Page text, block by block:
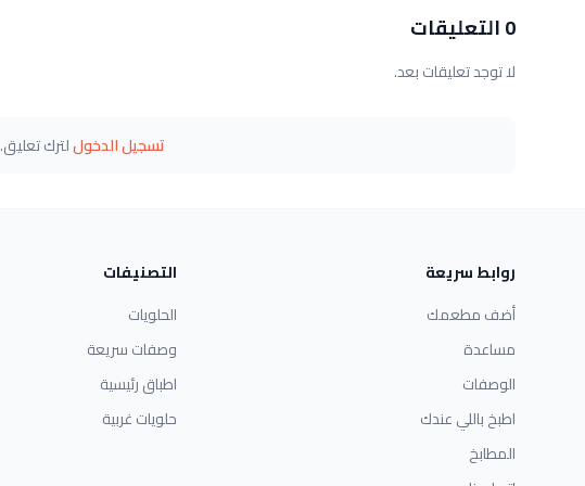
0 التعليقات
لا توجد تعليقات بعد.
تسجيل الدخوللترك تعليق.
روابط سريعة
أضف مطعمك
مساعدة
الوصفات
اطبخ باللي عندك
المطابخ
التصنيفات
الحلويات
وصفات سريعة
اطباق رئيسية
حلويات غربية